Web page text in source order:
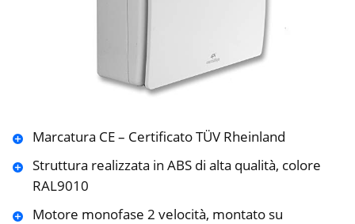
Marcatura CE – Certificato TÜV Rheinland
Struttura realizzata in ABS di alta qualità, colore
RAL9010
Motore monofase 2 velocità, montato su